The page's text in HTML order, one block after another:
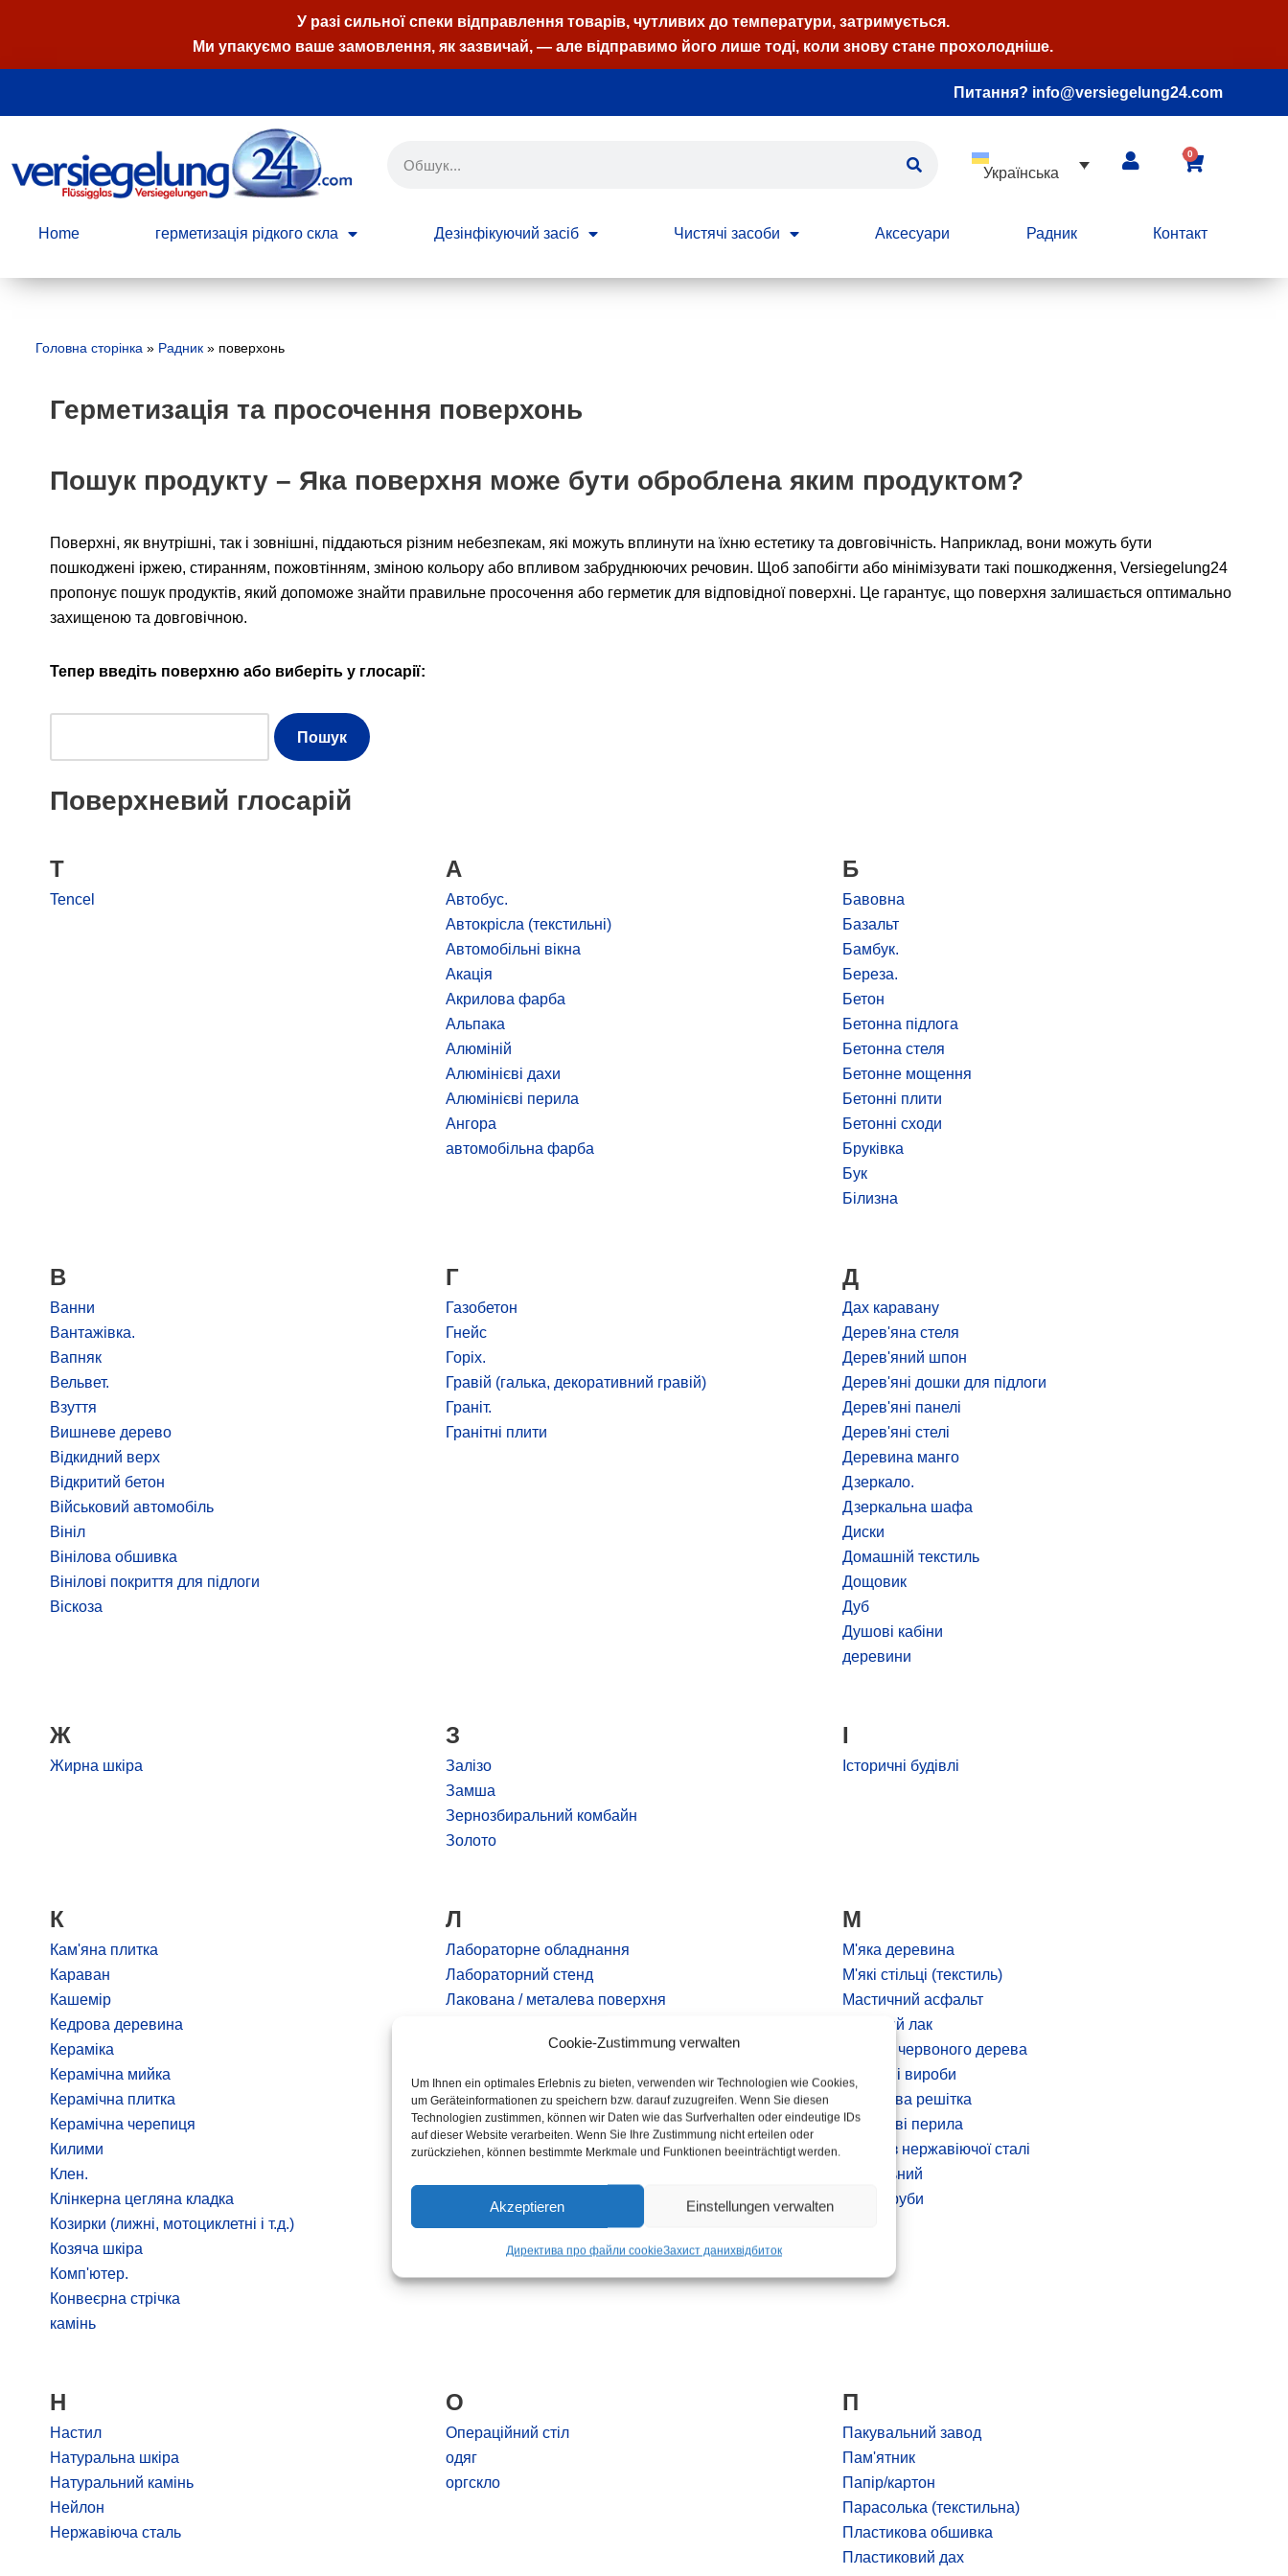
Cookie-Zustimmung verwalten
Um Ihnen ein optimales Erlebnis zu bieten, verwenden wir Technologien wie Cookies,
um Geräteinformationen zu speichern bzw. darauf zuzugreifen. Wenn Sie diesen
Technologien zustimmen, können wir Daten wie das Surfverhalten oder eindeutige IDs
auf dieser Website verarbeiten. Wenn Sie Ihre Zustimmung nicht erteilen oder
zurückziehen, können bestimmte Merkmale und Funktionen beeinträchtigt werden.
Akzeptieren Einstellungen verwalten
Директива про файли cookieЗахист данихвідбиток
У разі сильної спеки відправлення товарів, чутливих до температури, затримується.
Ми упакуємо ваше замовлення, як зазвичай, — але відправимо його лише тоді, коли знову стане прохолодніше.
Питання? info@versiegelung24.com
Українська
0
Home герметизація рідкого скла Дезінфікуючий засіб Чистячі засоби Аксесуари Радник Контакт
Головна сторінка » Радник » поверхонь
Герметизація та просочення поверхонь
Пошук продукту – Яка поверхня може бути оброблена яким продуктом?
Поверхні, як внутрішні, так і зовнішні, піддаються різним небезпекам, які можуть вплинути на їхню естетику та довговічність. Наприклад, вони можуть бути
пошкоджені іржею, стиранням, пожовтінням, зміною кольору або впливом забруднюючих речовин. Щоб запобігти або мінімізувати такі пошкодження, Versiegelung24
пропонує пошук продуктів, який допоможе знайти правильне просочення або герметик для відповідної поверхні. Це гарантує, що поверхня залишається оптимально
захищеною та довговічною.
Тепер введіть поверхню або виберіть у глосарії:
Поверхневий глосарій
T
Tencel
А
Автобус.
Автокрісла (текстильні)
Автомобільні вікна
Акація
Акрилова фарба
Альпака
Алюміній
Алюмінієві дахи
Алюмінієві перила
Ангора
автомобільна фарба
Б
Бавовна
Базальт
Бамбук.
Береза.
Бетон
Бетонна підлога
Бетонна стеля
Бетонне мощення
Бетонні плити
Бетонні сходи
Бруківка
Бук
Білизна
В
Ванни
Вантажівка.
Вапняк
Вельвет.
Взуття
Вишневе дерево
Відкидний верх
Відкритий бетон
Військовий автомобіль
Вініл
Вінілова обшивка
Вінілові покриття для підлоги
Віскоза
Г
Газобетон
Гнейс
Горіх.
Гравій (галька, декоративний гравій)
Граніт.
Гранітні плити
Д
Дах каравану
Дерев'яна стеля
Дерев'яний шпон
Дерев'яні дошки для підлоги
Дерев'яні панелі
Дерев'яні стелі
Деревина манго
Дзеркало.
Дзеркальна шафа
Диски
Домашній текстиль
Дощовик
Дуб
Душові кабіни
деревини
Ж
Жирна шкіра
З
Залізо
Замша
Зернозбиральний комбайн
Золото
І
Історичні будівлі
К
Кам'яна плитка
Караван
Кашемір
Кедрова деревина
Кераміка
Керамічна мийка
Керамічна плитка
Керамічна черепиця
Килими
Клен.
Клінкерна цегляна кладка
Козирки (лижні, мотоциклетні і т.д.)
Козяча шкіра
Комп'ютер.
Конвеєрна стрічка
камінь
Л
Лабораторне обладнання
Лабораторний стенд
Лакована / металева поверхня
Ламінат (пластик)
Ліпнина.
Ліпні стелі
М
М'яка деревина
М'які стільці (текстиль)
Мастичний асфальт
Матовий лак
Меблі з червоного дерева
Медичні вироби
Металева решітка
Металеві перила
Мийка з нержавіючої сталі
Модальний
Мідні труби
Н
Настил
Натуральна шкіра
Натуральний камінь
Нейлон
Нержавіюча сталь
О
Операційний стіл
одяг
оргскло
П
Пакувальний завод
Пам'ятник
Папір/картон
Парасолька (текстильна)
Пластикова обшивка
Пластиковий дах